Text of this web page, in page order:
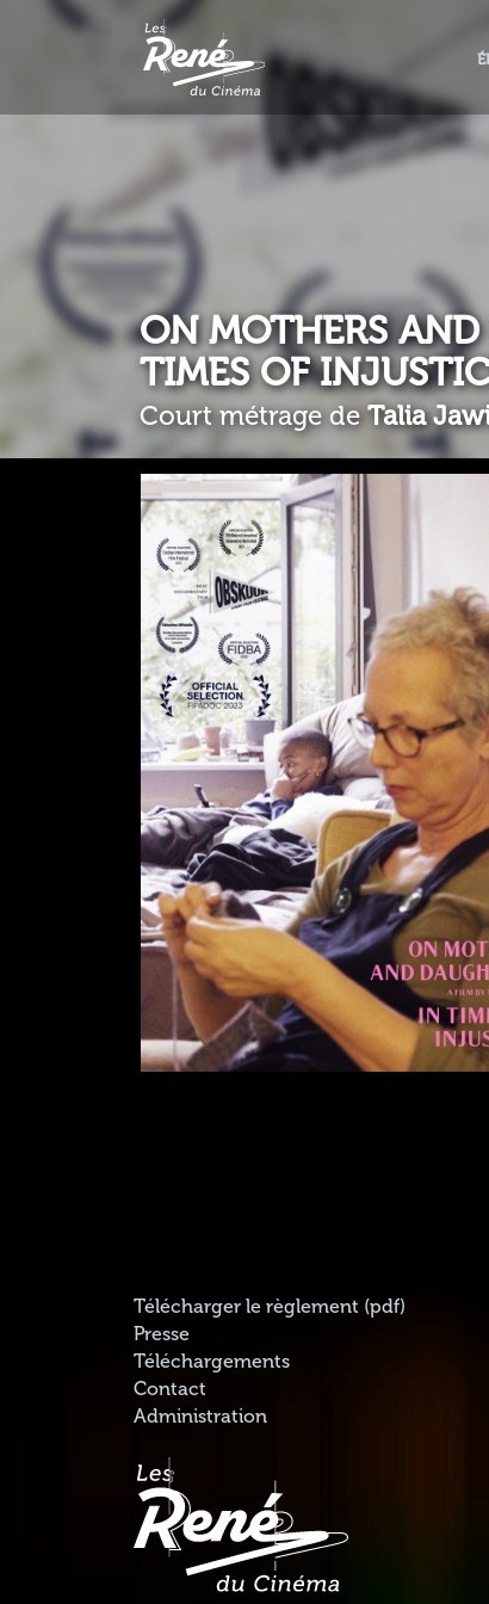
ON MOTHERS
TIMES OF
Court métrage deTalia
Télécharger le règlement (pdf)
Presse
Téléchargements
Contact
Administration